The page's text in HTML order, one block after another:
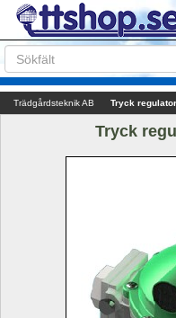
Trädgårdsteknik AB Tryck
Tryck